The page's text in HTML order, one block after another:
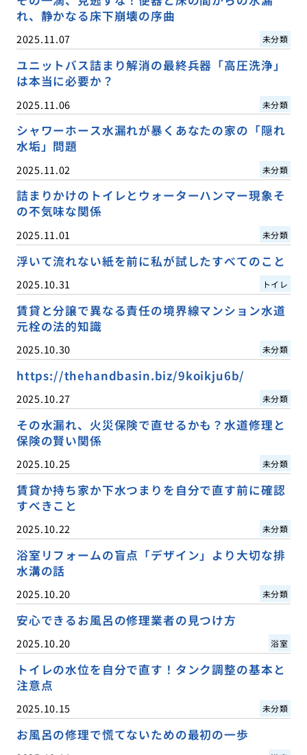
れ、静かなる床下崩壊の序曲
2025.11.07 未分類
ユニットバス詰まり解消の最終兵器「高圧洗浄」
は本当に必要か？
2025.11.06 未分類
シャワーホース水漏れが暴くあなたの家の「隠れ
水垢」問題
2025.11.02 未分類
詰まりかけのトイレとウォーターハンマー現象そ
の不気味な関係
2025.11.01 未分類
浮いて流れない紙を前に私が試したすべてのこと
2025.10.31 トイレ
賃貸と分譲で異なる責任の境界線マンション水道
元栓の法的知識
2025.10.30 未分類
https://thehandbasin.biz/9koikju6b/
2025.10.27 未分類
その水漏れ、火災保険で直せるかも？水道修理と
保険の賢い関係
2025.10.25 未分類
賃貸か持ち家か下水つまりを自分で直す前に確認
すべきこと
2025.10.22 未分類
浴室リフォームの盲点「デザイン」より大切な排
水溝の話
2025.10.20 未分類
安心できるお風呂の修理業者の見つけ方
2025.10.20 浴室
トイレの水位を自分で直す！タンク調整の基本と
注意点
2025.10.15 未分類
お風呂の修理で慌てないための最初の一歩